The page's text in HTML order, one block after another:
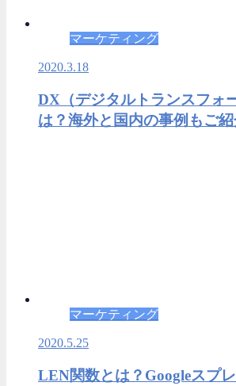
マーケティング
2020.3.18
DX（デジタルトランスフォ
は？海外と国内の事例もご
マーケティング
2020.5.25
LEN関数とは？Googleスプ